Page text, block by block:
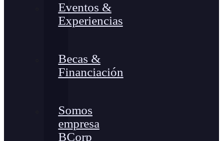
Eventos &
Experiencias
Becas &
Financiación
Somos
empresa
BCorp